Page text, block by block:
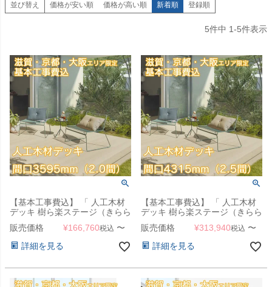
並び替え 価格が安い順 価格が高い順 新着順 登録順
5件中 1-5件表示
【基本工事費込】 「 人工木材
デッキ 樹ら楽ステージ（きらら
ステージ） デッキ本体 間口
3595mm（2.0間） 」 【滋賀・
京都・大阪のみ対応可能】
販売価格 ¥166,760税込 〜
詳細を見る
【基本工事費込】 「 人工木材
デッキ 樹ら楽ステージ（きらら
ステージ） デッキ本体 間口
4315mm（2.5間） 」 【滋賀・
京都・大阪のみ対応可能】
販売価格 ¥313,940税込 〜
詳細を見る